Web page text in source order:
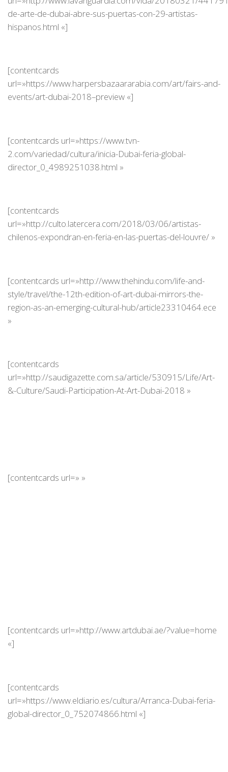
de-arte-de-dubai-abre-sus-puertas-con-29-artistas-
hispanos.html «]
[contentcards
url=»https://www.harpersbazaararabia.com/art/fairs-and-
events/art-dubai-2018–preview «]
[contentcards url=»https://www.tvn-
2.com/variedad/cultura/inicia-Dubai-feria-global-
director_0_4989251038.html »
[contentcards
url=»http://culto.latercera.com/2018/03/06/artistas-
chilenos-expondran-en-feria-en-las-puertas-del-louvre/ »
[contentcards url=»http://www.thehindu.com/life-and-
style/travel/the-12th-edition-of-art-dubai-mirrors-the-
region-as-an-emerging-cultural-hub/article23310464.ece
»
[contentcards
url=»http://saudigazette.com.sa/article/530915/Life/Art-
&-Culture/Saudi-Participation-At-Art-Dubai-2018 »
[contentcards url=» »
[contentcards url=»http://www.artdubai.ae/?value=home
«]
[contentcards
url=»https://www.eldiario.es/cultura/Arranca-Dubai-feria-
global-director_0_752074866.html «]